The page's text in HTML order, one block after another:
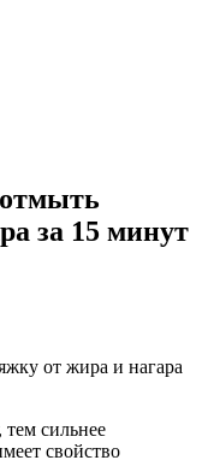
за 15 минут
сильнее
свойство